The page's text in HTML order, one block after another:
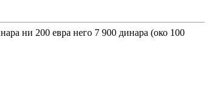
ни 200 евра него 7 900 динара (око 100